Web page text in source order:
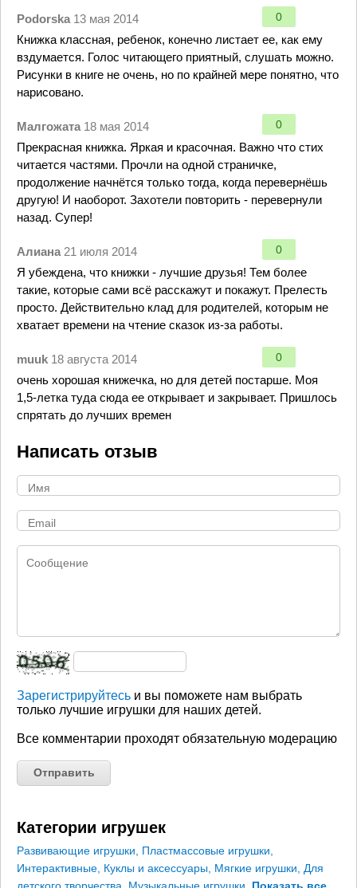
Podorska 13 мая 2014 0
Книжка классная, ребенок, конечно листает ее, как ему
вздумается. Голос читающего приятный, слушать можно.
Рисунки в книге не очень, но по крайней мере понятно, что
нарисовано.
Малгожата 18 мая 2014 0
Прекрасная книжка. Яркая и красочная. Важно что стих
читается частями. Прочли на одной страничке,
продолжение начнётся только тогда, когда перевернёшь
другую! И наоборот. Захотели повторить - перевернули
назад. Супер!
Алиана 21 июля 2014 0
Я убеждена, что книжки - лучшие друзья! Тем более
такие, которые сами всё расскажут и покажут. Прелесть
просто. Действительно клад для родителей, которым не
хватает времени на чтение сказок из-за работы.
muuk 18 августа 2014 0
очень хорошая книжечка, но для детей постарше. Моя
1,5-летка туда сюда ее открывает и закрывает. Пришлось
спрятать до лучших времен
Написать отзыв
Зарегистрируйтесь и вы поможете нам выбрать
только лучшие игрушки для наших детей.
Все комментарии проходят обязательную модерацию
Категории игрушек
Развивающие игрушки Пластмассовые игрушки
Интерактивные Куклы и аксессуары Мягкие игрушки
Для
детского творчества
Музыкальные игрушки Показать все